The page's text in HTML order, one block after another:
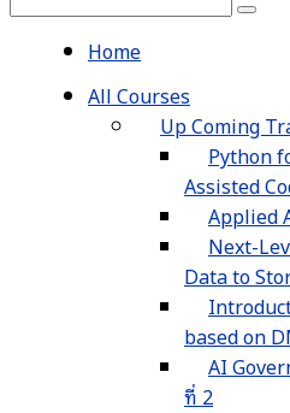
Home
All Courses
Up Coming
Python
Assisted
Applied
Next-
Data to
based on
AI
ที่ 2